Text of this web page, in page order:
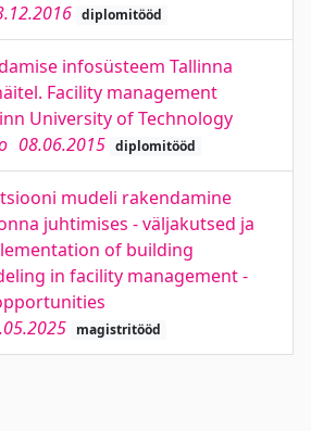
diplomitööd
infosüsteem Tallinna
Facility management
University of Technology
08.06.2015 diplomitööd
mudeli rakendamine
juhtimises - väljakutsed ja
of building
in facility management -
magistritööd